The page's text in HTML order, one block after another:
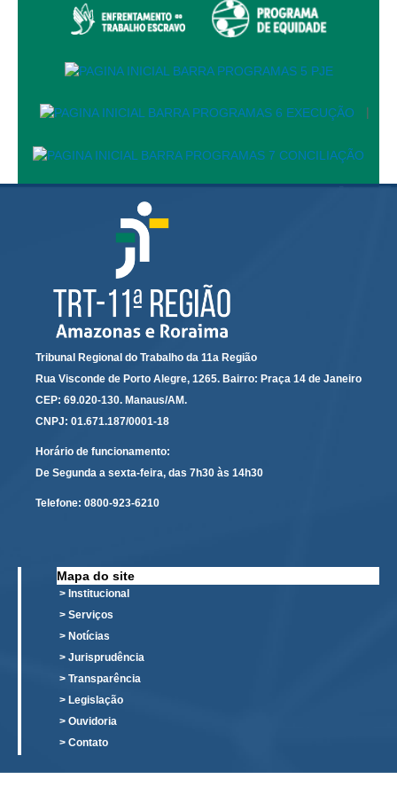
PJE
Plantão Judiciário
Cadastrar Processos
Portal Conciliação
Inscrição para mediação e conciliação – Cejusc 1º e 2º
Perguntas Frequentes
Portal Proad
Portal dos Precatórios e Requisições de
Pequeno Valor
Programa Aprendizagem
Protocolo Eletrônico
Suspensão e Prorrogação de Prazos
Busca Geral
Portal de Doações do TRT11
Estatísticas
Acessibilidade
Editais de Credenciamento
Pontos de Inclusão Digital
Conexão Inclusiva
Inscrições
Informe de Rendimentos - 2026
|
Tribunal Regional do Trabalho da 11a Região
Rua Visconde de Porto Alegre, 1265. Bairro: Praça 14 de Janeiro
CEP: 69.020-130. Manaus/AM.
CNPJ: 01.671.187/0001-18
Horário de funcionamento:
De Segunda a sexta-feira, das 7h30 às 14h30
Telefone: 0800-923-6210
Mapa do site
> Institucional
> Serviços
> Notícias
> Jurisprudência
> Transparência
> Legislação
> Ouvidoria
> Contato